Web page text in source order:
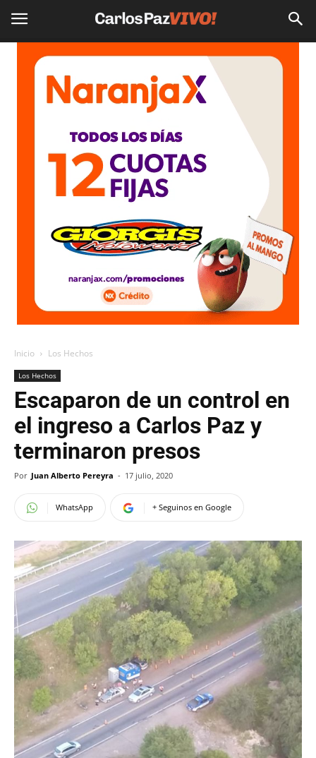
Inicio Los Hechos
Los Hechos
Escaparon de un control en
el ingreso a Carlos Paz y
terminaron presos
Por Juan Alberto Pereyra - 17 julio, 2020
WhatsApp + Seguinos en Google